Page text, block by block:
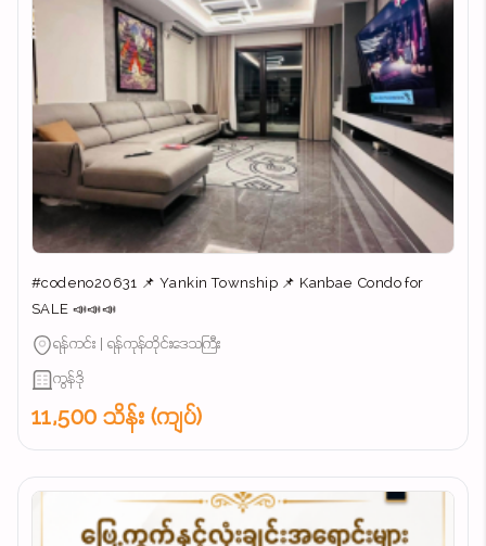
#codeno20631 📌 Yankin Township 📌 Kanbae Condo for
SALE 📣📣📣
ရန်ကင်း | ရန်ကုန်တိုင်းဒေသကြီး
ကွန်ဒို
11,500 သိန်း (ကျပ်)